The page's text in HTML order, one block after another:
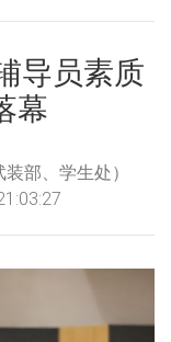
导员素质
幕
部、学生处）